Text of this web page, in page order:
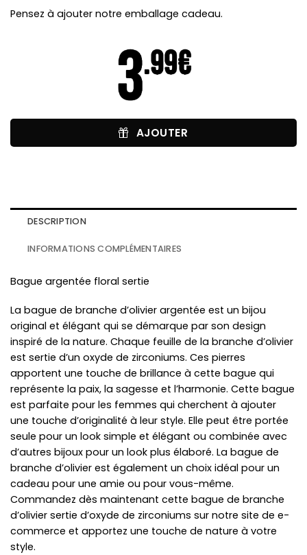
Pensez à ajouter notre emballage cadeau.
AJOUTER
DESCRIPTION
INFORMATIONS COMPLÉMENTAIRES
Bague argentée floral sertie
La bague de branche d’olivier argentée est un bijou
original et élégant qui se démarque par son design
inspiré de la nature. Chaque feuille de la branche d’olivier
est sertie d’un oxyde de zirconiums. Ces pierres
apportent une touche de brillance à cette bague qui
représente la paix, la sagesse et l’harmonie. Cette bague
est parfaite pour les femmes qui cherchent à ajouter
une touche d’originalité à leur style. Elle peut être portée
seule pour un look simple et élégant ou combinée avec
d’autres bijoux pour un look plus élaboré. La bague de
branche d’olivier est également un choix idéal pour un
cadeau pour une amie ou pour vous-même.
Commandez dès maintenant cette bague de branche
d’olivier sertie d’oxyde de zirconiums sur notre site de e-
commerce et apportez une touche de nature à votre
style.